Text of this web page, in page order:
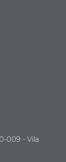
009 - Vila